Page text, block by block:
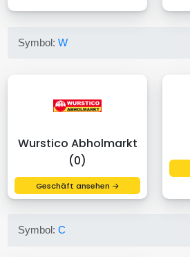
Symbol:W
Wurstico Abholmarkt
(0)
Geschäft ansehen →
Symbol:C